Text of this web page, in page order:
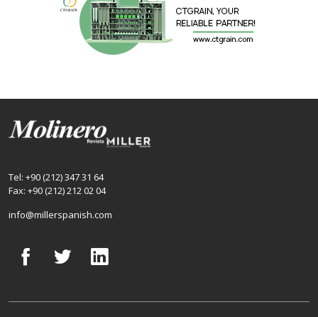
Tel: +90 (212) 347 31 64
Fax: +90 (212) 212 02 04
info@millerspanish.com